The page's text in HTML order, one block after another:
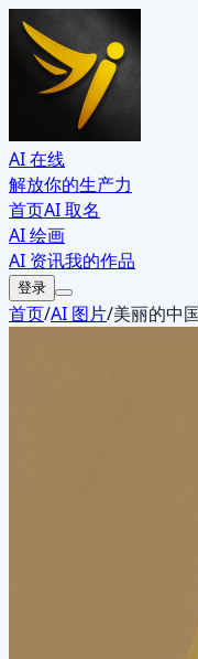
AI 在线
解放你的生产力
首页AI 取名
AI 绘画
AI 资讯我的作品
登录
首页/AI 图片/美丽的中